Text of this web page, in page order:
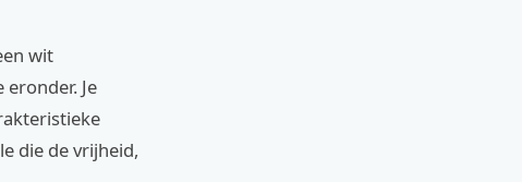
wit
Je
die de vrijheid,